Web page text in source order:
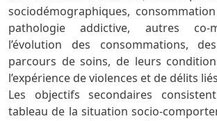
sociodémographiques,
pathologie addictive, autres co-
l’évolution des consommations,
parcours de soins, de leurs
l’expérience de violences et de délits
Les objectifs secondaires
tableau de la situation socio-